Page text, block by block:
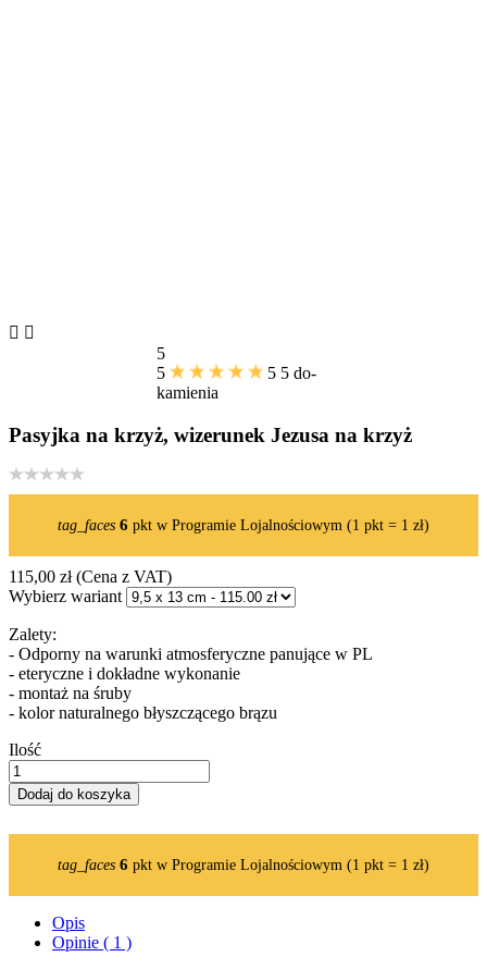
 
5
5
5 5 do-
kamienia
Pasyjka na krzyż, wizerunek Jezusa na krzyż
tag_faces 6 pkt w Programie Lojalnościowym (1 pkt = 1 zł)
115,00 zł (Cena z VAT)
Wybierz wariant
Zalety:
- Odporny na warunki atmosferyczne panujące w PL
- eteryczne i dokładne wykonanie
- montaż na śruby
- kolor naturalnego błyszczącego brązu
Ilość
Dodaj do koszyka
tag_faces 6 pkt w Programie Lojalnościowym (1 pkt = 1 zł)
Opis
Opinie ( 1 )